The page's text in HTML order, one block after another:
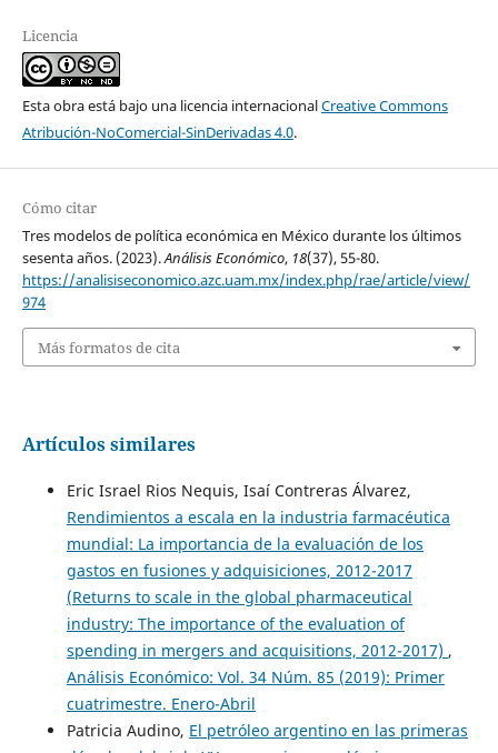
Licencia
Esta obra está bajo una licencia internacionalCreative Commons
Atribución-NoComercial-SinDerivadas 4.0.
Cómo citar
Tres modelos de política económica en México durante los últimos
sesenta años. (2023).Análisis Económico, 18(37), 55-80.
https://analisiseconomico.azc.uam.mx/index.php/rae/article/view/
974
Más formatos de cita
Artículos similares
Eric Israel Rios Nequis, Isaí Contreras Álvarez,
Rendimientos a escala en la industria farmacéutica
mundial: La importancia de la evaluación de los
gastos en fusiones y adquisiciones, 2012-2017
(Returns to scale in the global pharmaceutical
industry: The importance of the evaluation of
spending in mergers and acquisitions, 2012-2017) ,
Análisis Económico: Vol. 34 Núm. 85 (2019): Primer
cuatrimestre. Enero-Abril
Patricia Audino, El petróleo argentino en las primeras